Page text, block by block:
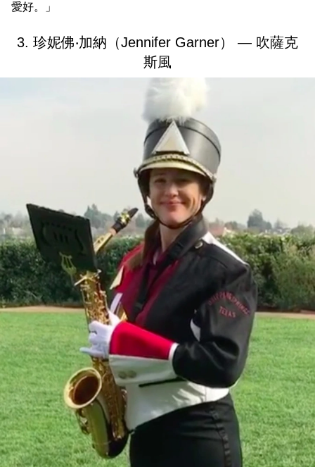
愛好。」
3. 珍妮佛‧加納（Jennifer Garner） — 吹薩克
斯風